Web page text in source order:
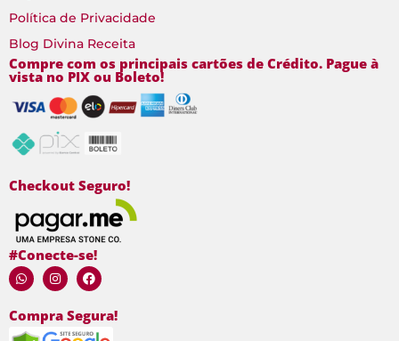
Política de Privacidade
Blog Divina Receita
Compre com os principais cartões de Crédito. Pague à
vista no PIX ou Boleto!
Checkout Seguro!
#Conecte-se!
Compra Segura!